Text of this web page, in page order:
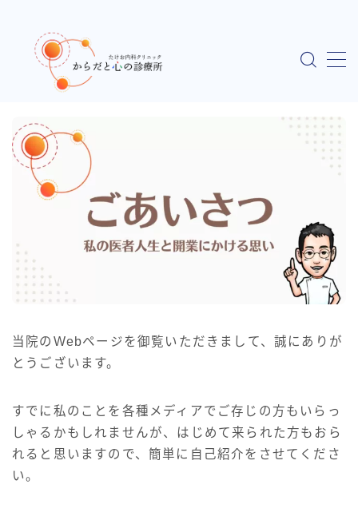
MENU
ごあいさつ ～私の医者人生と開業にかける思い
当院について
オンライン診療について
オンライン診療について（詳細版）
セカンドオピニオン（自費診療）
当院のWebページを御覧いただきまして、誠にありが
とうございます。
すでに私のことを各種メディアでご存じの方もいらっ
しゃるかもしれませんが、はじめて来られた方もおら
れると思いますので、簡単に自己紹介をさせてくださ
い。